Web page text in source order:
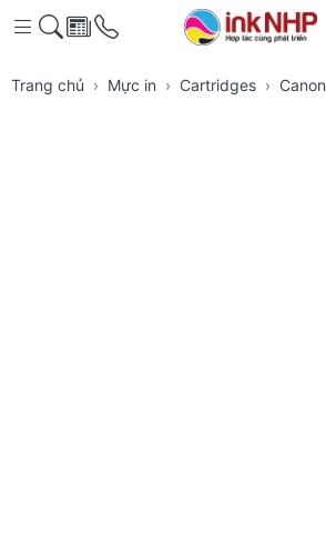
Trang chủ Mực in Cartridges Canon